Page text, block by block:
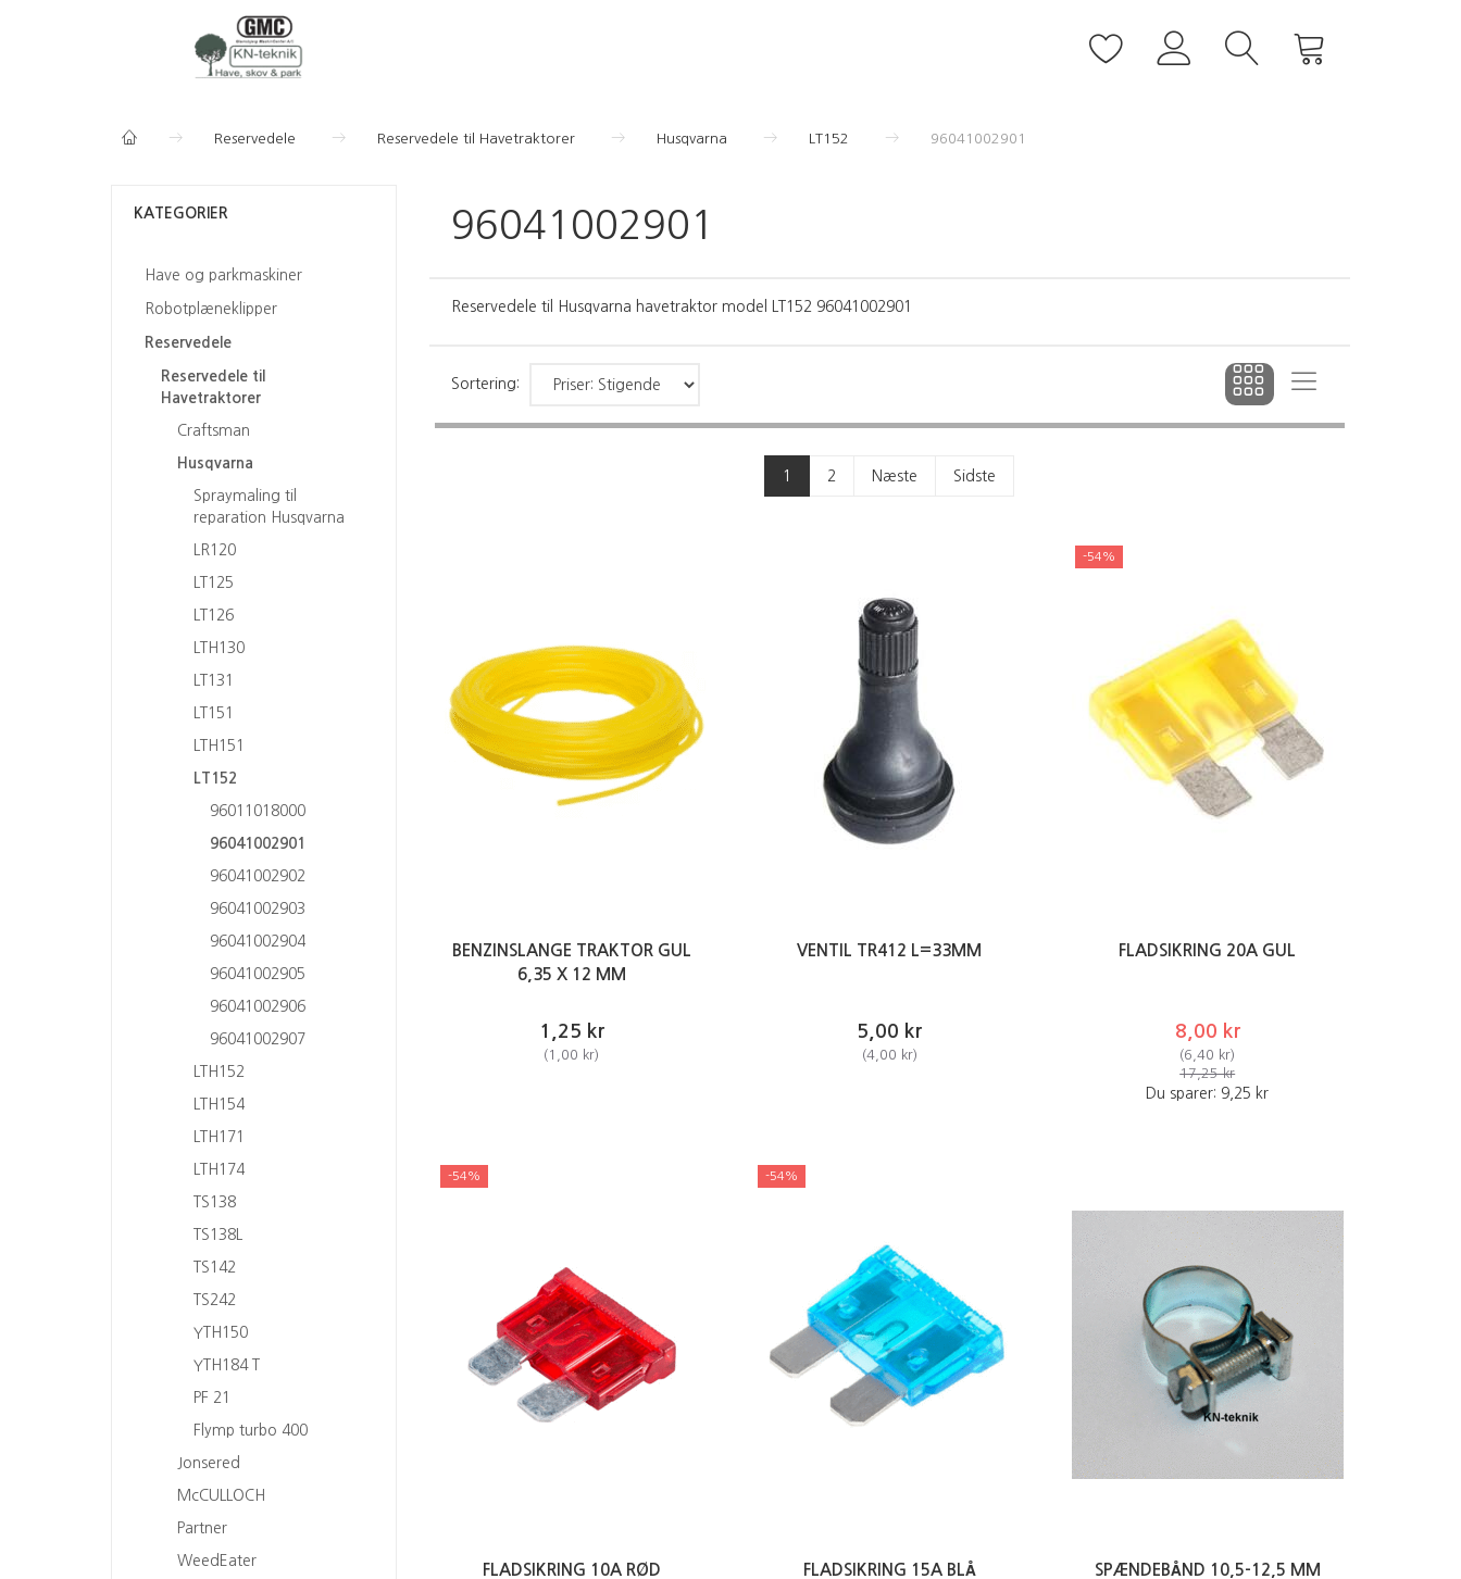
Reservedele Reservedele til Havetraktorer Husqvarna LT152 96041002901
KATEGORIER
Have og parkmaskiner
Robotplæneklipper
Reservedele
Reservedele til
Havetraktorer
Craftsman
Husqvarna
Spraymaling til
reparation Husqvarna
LR120
LT125
LT126
LTH130
LT131
LT151
LTH151
LT152
96011018000
96041002901
96041002902
96041002903
96041002904
96041002905
96041002906
96041002907
LTH152
LTH154
LTH171
LTH174
TS138
TS138L
TS142
TS242
YTH150
YTH184 T
PF 21
Flymp turbo 400
Jonsered
McCULLOCH
Partner
WeedEater
96041002901
Reservedele til Husqvarna havetraktor model LT152 96041002901
Sortering:
1 2 Næste Sidste
BENZINSLANGE TRAKTOR GUL
6,35 X 12 MM
1,25 kr
(1,00 kr)
VENTIL TR412 L=33MM
5,00 kr
(4,00 kr)
-54%
FLADSIKRING 20A GUL
8,00 kr
(6,40 kr)
17,25 kr
Du sparer: 9,25 kr
-54%
FLADSIKRING 10A RØD
-54%
FLADSIKRING 15A BLÅ SPÆNDEBÅND 10,5-12,5 MM